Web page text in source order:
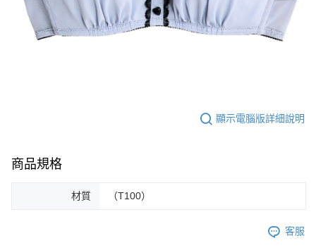
顯示電腦版詳細說明
商品規格
材質 （T100）
客服